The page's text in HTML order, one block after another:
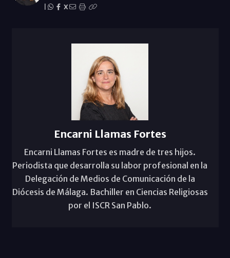
X
Encarni Llamas Fortes
Encarni Llamas Fortes es madre de tres hijos.
Periodista que desarrolla su labor profesional en la
Delegación de Medios de Comunicación de la
Diócesis de Málaga. Bachiller en Ciencias Religiosas
por el ISCR San Pablo.